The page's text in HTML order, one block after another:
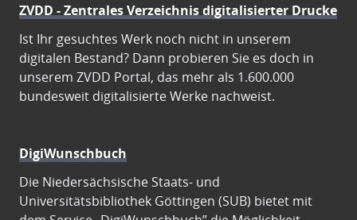
ZVDD - Zentrales Verzeichnis digitalisierter Drucke
Ist Ihr gesuchtes Werk noch nicht in unserem
digitalen Bestand? Dann probieren Sie es doch in
unserem ZVDD Portal, das mehr als 1.600.000
bundesweit digitalisierte Werke nachweist.
DigiWunschbuch
Die Niedersächsische Staats- und
Universitätsbibliothek Göttingen (SUB) bietet mit